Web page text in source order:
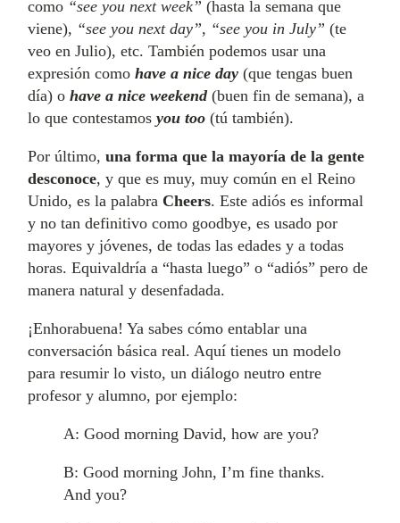
como “see you next week” (hasta la semana que
viene), “see you next day”, “see you in July” (te
veo en Julio), etc. También podemos usar una
expresión comohave a nice day (que tengas buen
día) o have a nice weekend(buen fin de semana), a
lo que contestamosyou too (tú también).
Por último,una forma que la mayoría de la gente
desconoce, y que es muy, muy común en el Reino
Unido, es la palabra Cheers. Este adiós es informal
y no tan definitivo como goodbye, es usado por
mayores y jóvenes, de todas las edades y a todas
horas. Equivaldría a “hasta luego” o “adiós” pero de
manera natural y desenfadada.
¡Enhorabuena! Ya sabes cómo entablar una
conversación básica real. Aquí tienes un modelo
para resumir lo visto, un diálogo neutro entre
profesor y alumno, por ejemplo:
A: Good morning David, how are you?
B: Good morning John, I’m fine thanks.
And you?